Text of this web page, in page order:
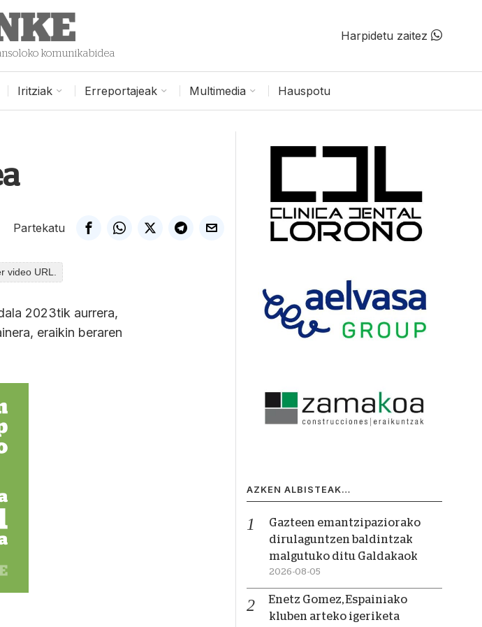
komunikabidea
Harpidetu zaitez
Iritziak Erreportajeak Multimedia Hauspotu
Partekatu
video URL.
2023tik aurrera,
eraikin beraren
AZKEN ALBISTEAK…
Gazteen emantzipaziorako
dirulaguntzen baldintzak
malgutuko ditu Galdakaok
2026-08-05
Enetz Gomez, Espainiako
kluben arteko igeriketa